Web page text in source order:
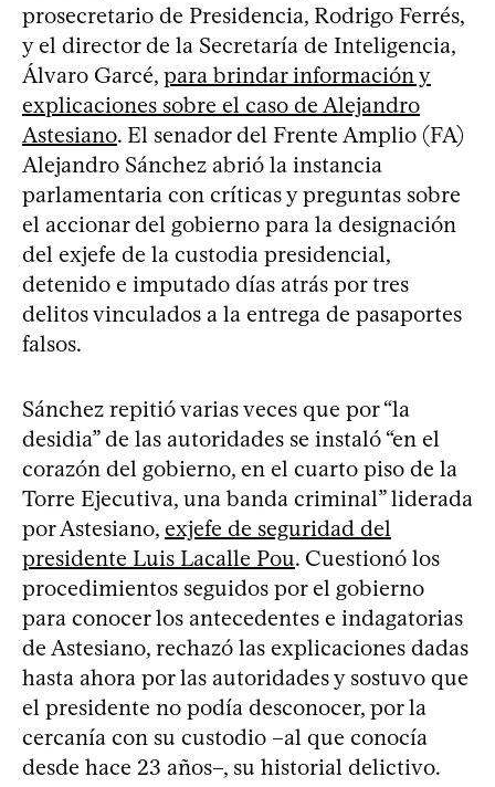
prosecretario de Presidencia, Rodrigo Ferrés,
y el director de la Secretaría de Inteligencia,
Álvaro Garcé, para brindar información y
explicaciones sobre el caso de Alejandro
Astesiano. El senador del Frente Amplio (FA)
Alejandro Sánchez abrió la instancia
parlamentaria con críticas y preguntas sobre
el accionar del gobierno para la designación
del exjefe de la custodia presidencial,
detenido e imputado días atrás por tres
delitos vinculados a la entrega de pasaportes
falsos.
Sánchez repitió varias veces que por “la
desidia” de las autoridades se instaló “en el
corazón del gobierno, en el cuarto piso de la
Torre Ejecutiva, una banda criminal” liderada
por Astesiano, exjefe de seguridad del
presidente Luis Lacalle Pou. Cuestionó los
procedimientos seguidos por el gobierno
para conocer los antecedentes e indagatorias
de Astesiano, rechazó las explicaciones dadas
hasta ahora por las autoridades y sostuvo que
el presidente no podía desconocer, por la
cercanía con su custodio –al que conocía
desde hace 23 años–, su historial delictivo.